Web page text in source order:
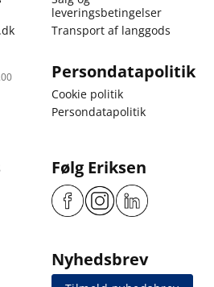
leveringsbetingelser
Transport af langgods
Persondatapolitik
Cookie politik
Persondatapolitik
Følg Eriksen
Nyhedsbrev